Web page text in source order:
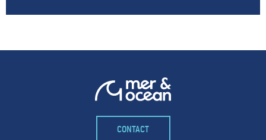
– FACEBOOK –
CONTACT